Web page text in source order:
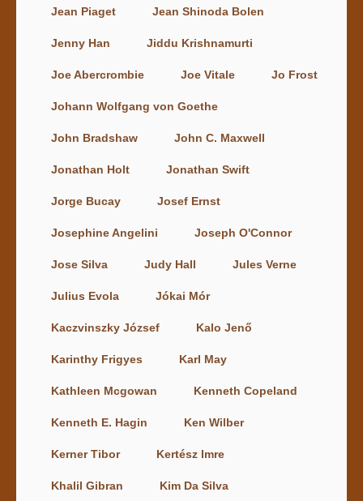
Jean Piaget Jean Shinoda Bolen
Jenny Han Jiddu Krishnamurti
Joe Abercrombie Joe Vitale Jo Frost
Johann Wolfgang von Goethe
John Bradshaw John C. Maxwell
Jonathan Holt Jonathan Swift
Jorge Bucay Josef Ernst
Josephine Angelini Joseph O'Connor
Jose Silva Judy Hall Jules Verne
Julius Evola Jókai Mór
Kaczvinszky József Kalo Jenő
Karinthy Frigyes Karl May
Kathleen Mcgowan Kenneth Copeland
Kenneth E. Hagin Ken Wilber
Kerner Tibor Kertész Imre
Khalil Gibran Kim Da Silva